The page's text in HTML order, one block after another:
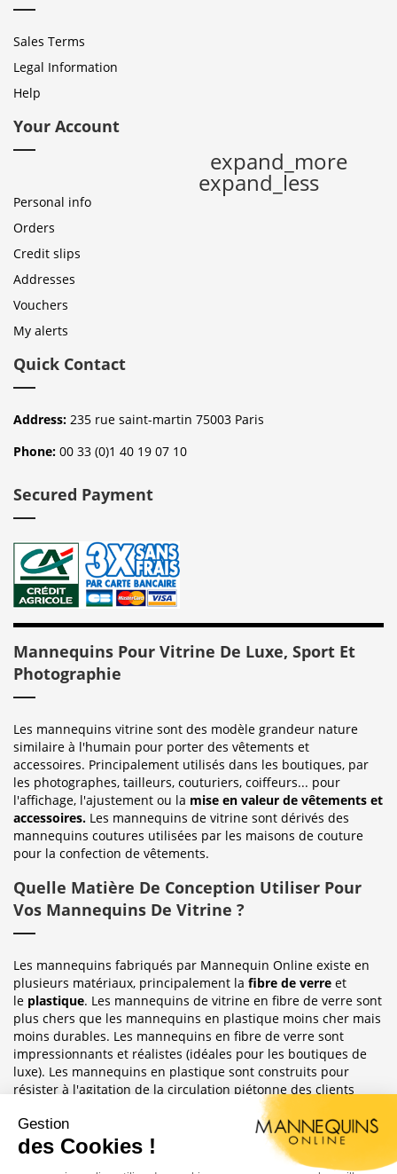
Sales Terms
Legal Information
Help
Your Account
expand_more
expand_less
Personal info
Orders
Credit slips
Addresses
Vouchers
My alerts
Quick Contact
Address: 235 rue saint-martin 75003 Paris
Phone: 00 33 (0)1 40 19 07 10
Secured Payment
Mannequins Pour Vitrine De Luxe, Sport Et
Photographie
Les mannequins vitrine sont des modèle grandeur nature
similaire à l'humain pour porter des vêtements et
accessoires. Principalement utilisés dans les boutiques, par
les photographes, tailleurs, couturiers, coiffeurs... pour
l'affichage, l'ajustement ou la mise en valeur de vêtements et
accessoires. Les mannequins de vitrine sont dérivés des
mannequins coutures utilisées par les maisons de couture
pour la confection de vêtements.
Quelle Matière De Conception Utiliser Pour
Vos Mannequins De Vitrine ?
Les mannequins fabriqués par Mannequin Online existe en
plusieurs matériaux, principalement la fibre de verre et
le plastique. Les mannequins de vitrine en fibre de verre sont
plus chers que les mannequins en plastique moins cher mais
moins durables. Les mannequins en fibre de verre sont
impressionnants et réalistes (idéales pour les boutiques de
luxe). Les mannequins en plastique sont construits pour
résister à l'agitation de la circulation piétonne des clients
habituellement observée dans le magasin où ils sont placés.
Sublimez Vos Boutiques, Vitrines Et